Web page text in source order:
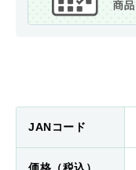
JANコード